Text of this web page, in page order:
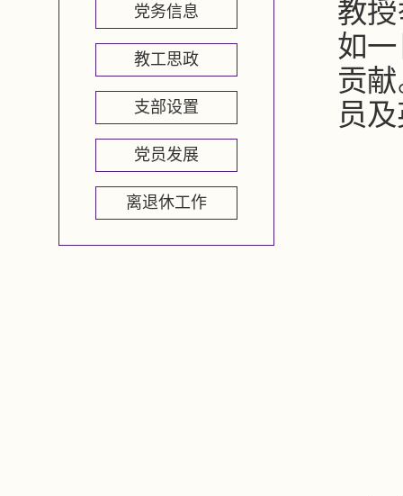
党务信息
教工思政
支部设置
党员发展
离退休工作
教
如
贡
员